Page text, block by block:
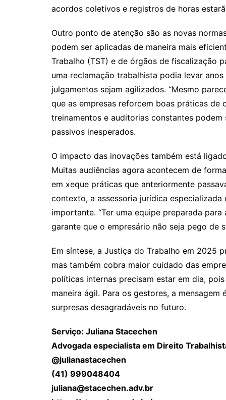
acordos coletivos e registros de horas
Outro ponto de atenção são as novas
podem ser aplicadas de maneira mais
Trabalho (TST) e de órgãos de fiscalização
uma reclamação trabalhista podia levar
julgamentos sejam agilizados. “Mesmo
que as empresas reforcem boas práticas de
treinamentos e auditorias constantes
passivos inesperados.
O impacto das inovações também está
Muitas audiências agora acontecem de
em xeque práticas que anteriormente
contexto, a assessoria jurídica
importante. “Ter uma equipe preparada
garante que o empresário não seja pego de
Em síntese, a Justiça do Trabalho em 2025
mas também cobra maior cuidado das
políticas internas precisam estar em dia,
maneira ágil. Para os gestores, a
surpresas desagradáveis no futuro.
Serviço: Juliana Stacechen
Advogada especialista em Direito
@julianastacechen
(41) 999048404
juliana@stacechen.adv.br